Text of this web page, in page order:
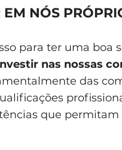
EM NÓS
para ter uma boa
nas nossas
das
que